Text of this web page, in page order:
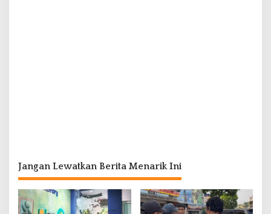
Jangan Lewatkan Berita Menarik Ini